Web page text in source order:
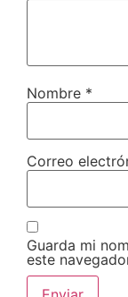
Nombre *
Correo
Guarda mi
este